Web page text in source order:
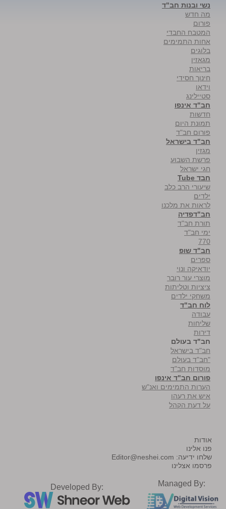
נשי ובנות חב"ד
מה חדש
פורום
המטבח החבדי
אחות התמימים
בלוגים
מגאזין
בריאות
חינוך חסידי
וידאו
סטיילינג
חב"ד אינפו
חדשות
תמונת היום
פורום חב"ד
חב"ד בישראל
מגזין
פרשת השבוע
חגי ישראל
חבד Tube
שיעורי הרב כלב
ילדים
לראות את מלכנו
חב"דפדיה
תורת חב"ד
ימי חב"ד
770
חב"ד שופ
ספרים
יודאיקה ונוי
מוצרי עור רובר
ציציות וטליתות
משחקי ילדים
לוח חב"ד
עבודה
שליחות
דירות
חב"ד בעולם
חב"ד בישראל
"חב"ד בעולם
מוסדות חב"ד
פורום חב"ד אינפו
הערות התמימים ואנ"ש
איש את רעהו
על דעת הקהל
אודות
פנו אלינו
שלחו ידיעה: Editor@neshei.com
פרסמו אצלינו
Developed By: Managed By: